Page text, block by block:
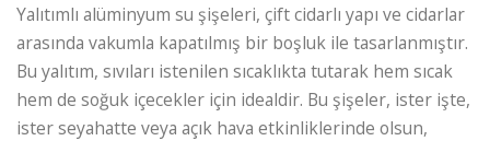
Yalıtımlı alüminyum su şişeleri, çift cidarlı yapı ve cidarlar
arasında vakumla kapatılmış bir boşluk ile tasarlanmıştır.
Bu yalıtım, sıvıları istenilen sıcaklıkta tutarak hem sıcak
hem de soğuk içecekler için idealdir. Bu şişeler, ister işte,
ister seyahatte veya açık hava etkinliklerinde olsun,